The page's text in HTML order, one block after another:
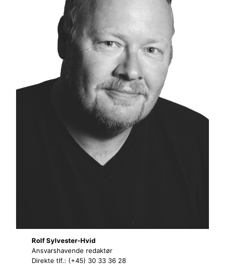
Rolf Sylvester-Hvid
Ansvarshavende redaktør
Direkte tlf.: (+45) 30 33 36 28